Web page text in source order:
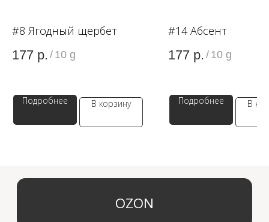
#8 Ягодный щербет
177 р. / 10 g
Подробнее В корзину
#14 Абсент
177 р. / 10 g
Подробнее В
Ароматизация автомобиля Производство
Дистрибьютор